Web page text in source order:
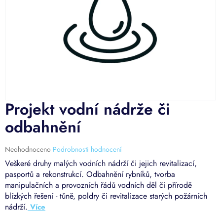
Veškeré druhy malých vodních nádrží či jejich revitalizací,
pasportů a rekonstrukcí. Odbahnění rybníků, tvorba
manipulačních a provozních řádů vodních děl či přírodě
blízkých řešení - tůně, poldry či revitalizace starých požárních
nádrží.
Projekt vodní nádrže či
odbahnění
Průměrné
hodnocení
produktu
je
0,0
z
5
Neohodnoceno Podrobnosti hodnocení